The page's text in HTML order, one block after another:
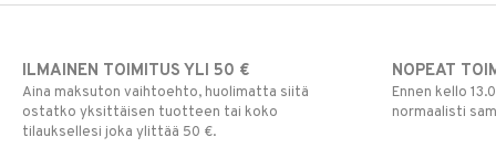
ILMAINEN TOIMITUS YLI 50 €
Aina maksuton vaihtoehto, huolimatta siitä
ostatko yksittäisen tuotteen tai koko
tilauksellesi joka ylittää 50 €.
NOPEAT
Ennen kello
normaalisti